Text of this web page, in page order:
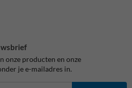
onze producten en onze
je e-mailadres in.